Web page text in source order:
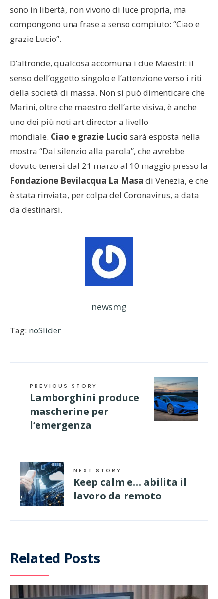
sono in libertà, non vivono di luce propria, ma
compongono una frase a senso compiuto: “Ciao e
grazie Lucio”.
D’altronde, qualcosa accomuna i due Maestri: il
senso dell’oggetto singolo e l’attenzione verso i riti
della società di massa. Non si può dimenticare che
Marini, oltre che maestro dell’arte visiva, è anche
uno dei più noti art director a livello
mondiale. Ciao e grazie Lucio sarà esposta nella
mostra “Dal silenzio alla parola”, che avrebbe
dovuto tenersi dal 21 marzo al 10 maggio presso la
Fondazione Bevilacqua La Masa di Venezia, e che
è stata rinviata, per colpa del Coronavirus, a data
da destinarsi.
newsmg
Tag: noSlider
PREVIOUS STORY
Lamborghini produce
mascherine per
l’emergenza
NEXT STORY
Keep calm e… abilita il
lavoro da remoto
Related Posts